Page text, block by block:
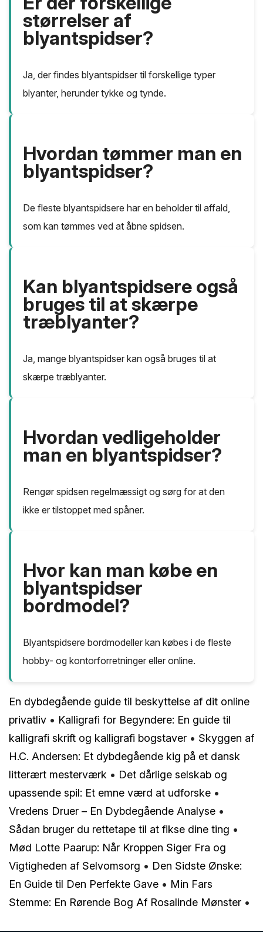
størrelser af
blyantspidser?
Ja, der findes blyantspidser til forskellige typer
blyanter, herunder tykke og tynde.
Hvordan tømmer man en
blyantspidser?
De fleste blyantspidsere har en beholder til affald,
som kan tømmes ved at åbne spidsen.
Kan blyantspidsere også
bruges til at skærpe
træblyanter?
Ja, mange blyantspidser kan også bruges til at
skærpe træblyanter.
Hvordan vedligeholder
man en blyantspidser?
Rengør spidsen regelmæssigt og sørg for at den
ikke er tilstoppet med spåner.
Hvor kan man købe en
blyantspidser
bordmodel?
Blyantspidsere bordmodeller kan købes i de fleste
hobby- og kontorforretninger eller online.
En dybdegående guide til beskyttelse af dit online
privatliv • Kalligrafi for Begyndere: En guide til
kalligrafi skrift og kalligrafi bogstaver • Skyggen af
H.C. Andersen: Et dybdegående kig på et dansk
litterært mesterværk • Det dårlige selskab og
upassende spil: Et emne værd at udforske •
Vredens Druer – En Dybdegående Analyse •
Sådan bruger du rettetape til at fikse dine ting •
Mød Lotte Paarup: Når Kroppen Siger Fra og
Vigtigheden af Selvomsorg • Den Sidste Ønske:
En Guide til Den Perfekte Gave • Min Fars
Stemme: En Rørende Bog Af Rosalinde Mønster •